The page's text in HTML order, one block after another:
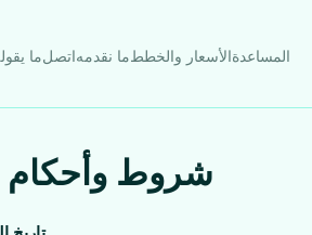
مااتصلما نقدمهالأسعار والخططالمساعدة
شروط وأحكام